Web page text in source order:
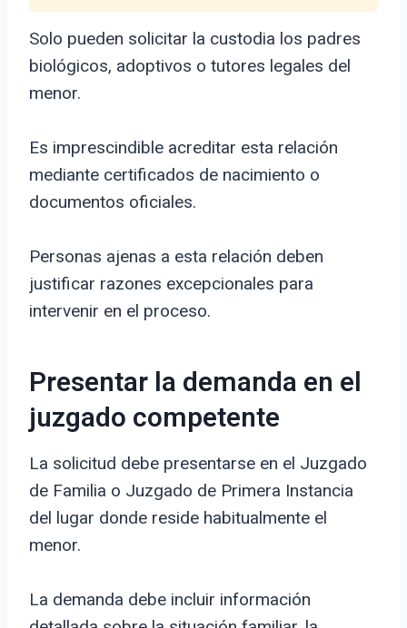
Solo pueden solicitar la custodia los padres
biológicos, adoptivos o tutores legales del
menor.
Es imprescindible acreditar esta relación
mediante certificados de nacimiento o
documentos oficiales.
Personas ajenas a esta relación deben
justificar razones excepcionales para
intervenir en el proceso.
Presentar la demanda en el
juzgado competente
La solicitud debe presentarse en el Juzgado
de Familia o Juzgado de Primera Instancia
del lugar donde reside habitualmente el
menor.
La demanda debe incluir información